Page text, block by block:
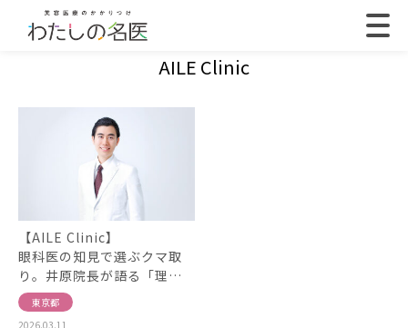
AILE Clinic
【AILE Clinic】
眼科医の知見で選ぶクマ取
り。井原院長が語る「理…
東京都
2026.03.11